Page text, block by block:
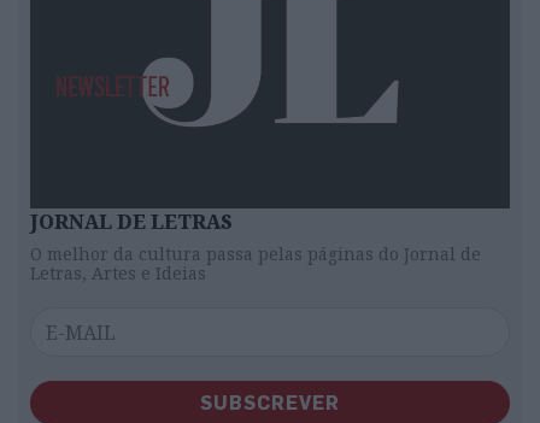
JORNAL DE LETRAS
O melhor da cultura passa pelas páginas do Jornal de
Letras, Artes e Ideias
SUBSCREVER